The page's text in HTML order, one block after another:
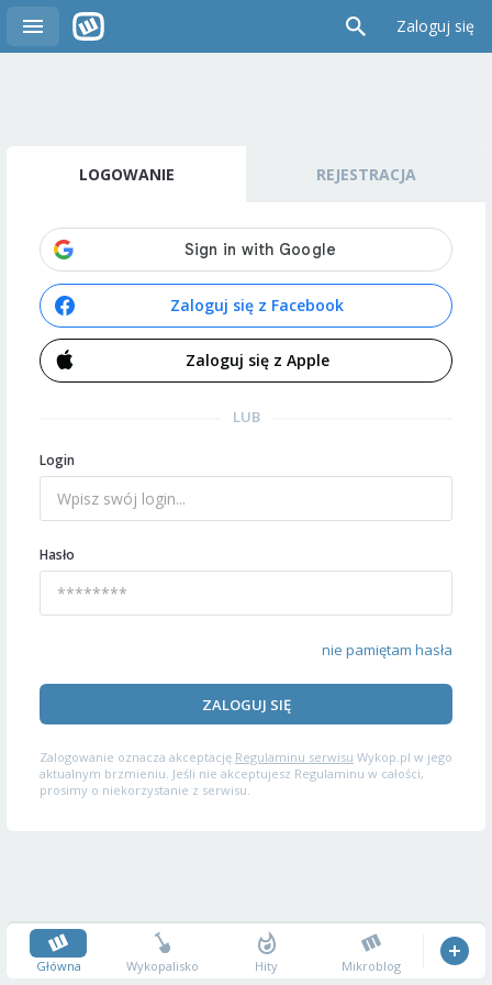
Zaloguj się
LOGOWANIE REJESTRACJA
Zaloguj się z Facebook
Zaloguj się z Apple
LUB
Login
Hasło
nie pamiętam hasła
ZALOGUJ SIĘ
Zalogowanie oznacza akceptację Regulaminu serwisu Wykop.pl w jego
aktualnym brzmieniu. Jeśli nie akceptujesz Regulaminu w całości,
prosimy o niekorzystanie z serwisu.
Główna Wykopalisko Hity Mikroblog